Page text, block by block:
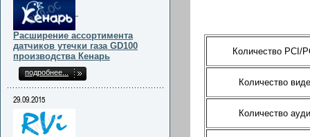
Количество PCI/
Количество
Количество
Расширение ассортимента
датчиков утечки газа GD100
производства Кенарь
подробнее...
29.09.2015